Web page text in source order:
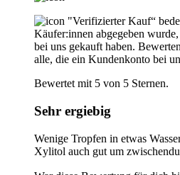
"Verifizierter Kauf“
Käufer:innen abgegeben
bei uns gekauft haben.
alle, die ein Kundenkonto bei
Bewertet mit 5 von 5 Sternen.
Sehr ergiebig
Wenige Tropfen in etwas
Xylitol auch gut um